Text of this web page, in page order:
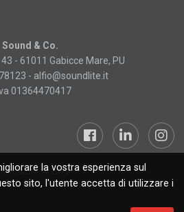
la vostra esperienza sul
sito, l'utente accetta di utilizzare i
Sound & Co.
- 61011 Gabicce Mare, PU
- alfio@soundlite.it
01364470417
© 2019